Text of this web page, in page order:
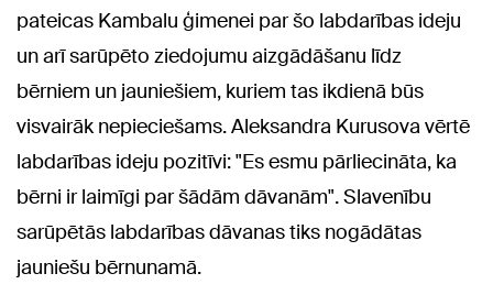
pateicas Kambalu ģimenei par šo labdarības ideju
un arī sarūpēto ziedojumu aizgādāšanu līdz
bērniem un jauniešiem, kuriem tas ikdienā būs
visvairāk nepieciešams. Aleksandra Kurusova vērtē
labdarības ideju pozitīvi: "Es esmu pārliecināta, ka
bērni ir laimīgi par šādām dāvanām". Slavenību
sarūpētās labdarības dāvanas tiks nogādātas
jauniešu bērnunamā.